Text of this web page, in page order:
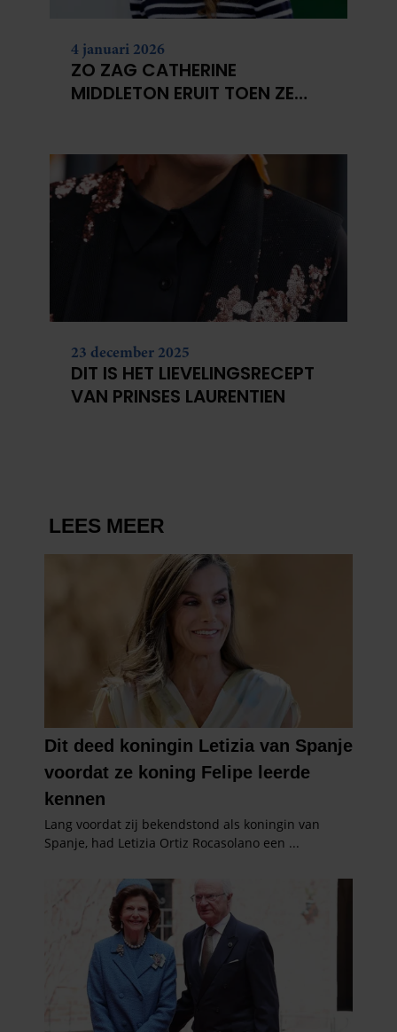
4 januari 2026
ZO ZAG CATHERINE
MIDDLETON ERUIT TOEN ZE
23 december 2025
DIT IS HET LIEVELINGSRECEPT
VAN PRINSES LAURENTIEN